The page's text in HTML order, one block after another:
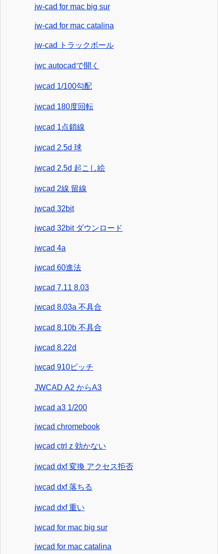
jw-cad for mac big sur
jw-cad for mac catalina
jw-cad トラックボール
jwc autocadで開く
jwcad 1/100勾配
jwcad 180度回転
jwcad 1点鎖線
jwcad 2.5d 球
jwcad 2.5d 起こし絵
jwcad 2線 留線
jwcad 32bit
jwcad 32bit ダウンロード
jwcad 4a
jwcad 60進法
jwcad 7.11 8.03
jwcad 8.03a 不具合
jwcad 8.10b 不具合
jwcad 8.22d
jwcad 910ピッチ
JWCAD A2 からA3
jwcad a3 1/200
jwcad chromebook
jwcad ctrl z 効かない
jwcad dxf 変換 アクセス拒否
jwcad dxf 落ちる
jwcad dxf 重い
jwcad for mac big sur
jwcad for mac catalina